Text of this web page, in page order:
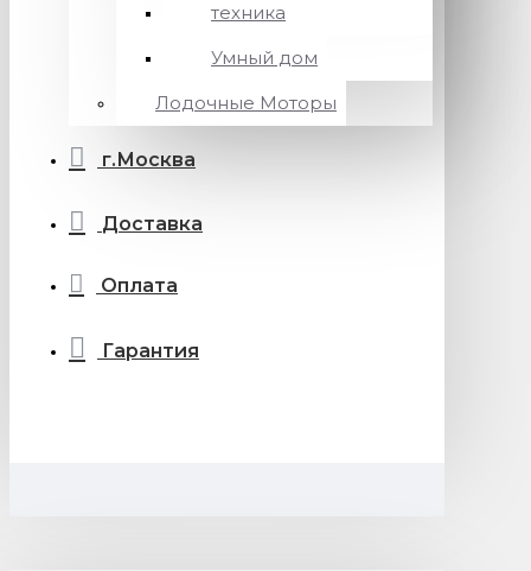
техника
Умный дом
Лодочные Моторы
г.Москва
Доставка
Оплата
Гарантия